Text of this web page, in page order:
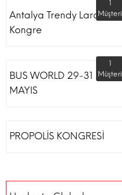
Antalya Trendy Lara Otel
Kongre
1
Müşteri
BUS WORLD 29-31
MAYIS
1
Müşteri
PROPOLİS KONGRESİ